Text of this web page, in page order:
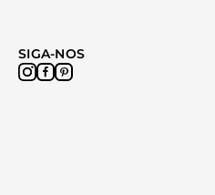
modelos casuais e
que garantem
ou eventos sociais.
SIGA-NOS